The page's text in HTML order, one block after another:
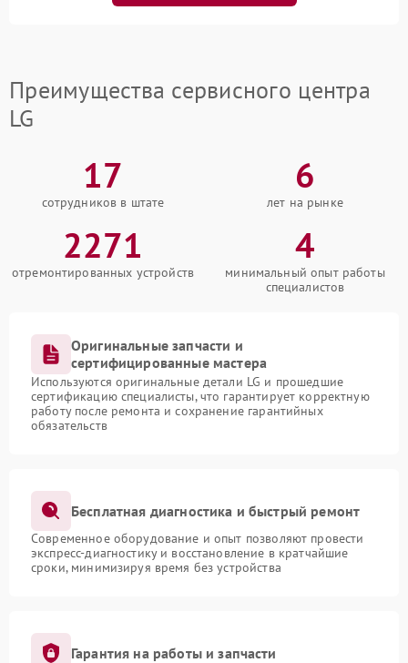
Преимущества сервисного центра
LG
17
сотрудников в штате
6
лет на рынке
2271
отремонтированных устройств
4
минимальный опыт работы
специалистов
Оригинальные запчасти и
сертифицированные мастера
Используются оригинальные детали LG и прошедшие
сертификацию специалисты, что гарантирует корректную
работу после ремонта и сохранение гарантийных
обязательств
Бесплатная диагностика и быстрый ремонт
Современное оборудование и опыт позволяют провести
экспресс-диагностику и восстановление в кратчайшие
сроки, минимизируя время без устройства
Гарантия на работы и запчасти